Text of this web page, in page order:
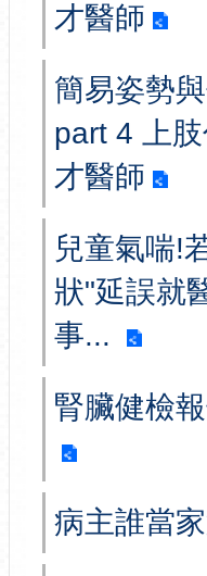
才醫師
簡易姿勢
part 4 上
才醫師
兒童氣喘!
狀"延誤就
事...
腎臟健檢
病主誰當